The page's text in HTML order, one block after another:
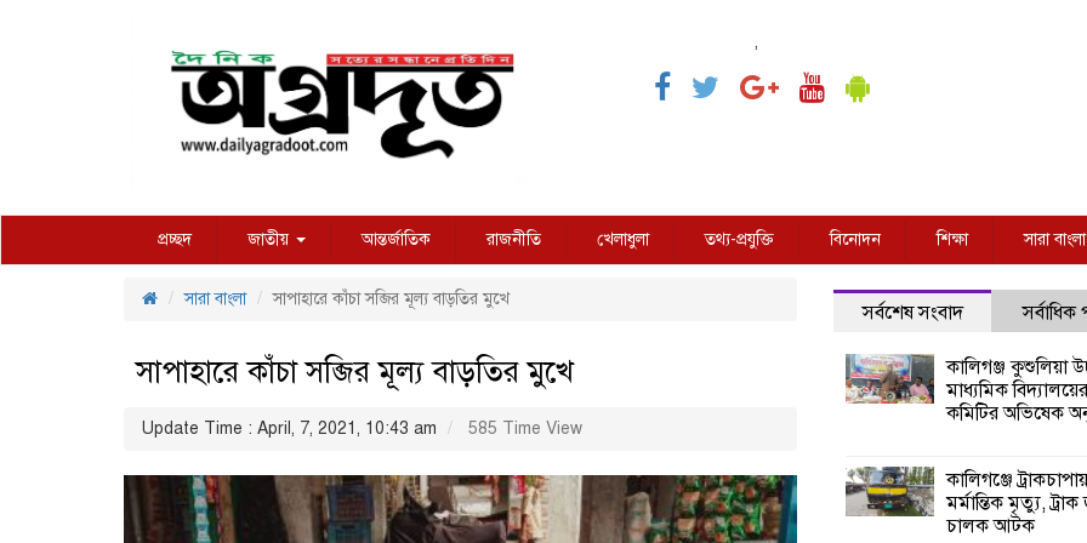
,
প্রচ্ছদ জাতীয় আন্তর্জাতিক রাজনীতি খেলাধুলা তথ্য-প্রযুক্তি বিনোদন শিক্ষা সারা বাংলা
সারা বাংলা সাপাহারে কাঁচা সব্জির মূল্য বাড়তির মুখে
সাপাহারে কাঁচা সব্জির মূল্য বাড়তির মুখে
Update Time : April, 7, 2021, 10:43 am 585 Time View
সর্বশেষ সংবাদ সর্বাধিক
কালিগঞ্জ কুশুলিয়া
মাধ্যমিক বিদ্যালয়ের
কমিটির অভিষেক
কালিগঞ্জে
মর্মান্তিক মৃত্যু,
চালক আটক